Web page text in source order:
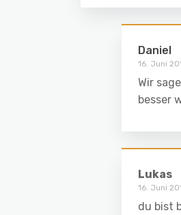
Daniel
16. Juni
Wir
besser
Lukas
16. Juni
du bist